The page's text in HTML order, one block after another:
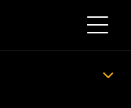
Toggle